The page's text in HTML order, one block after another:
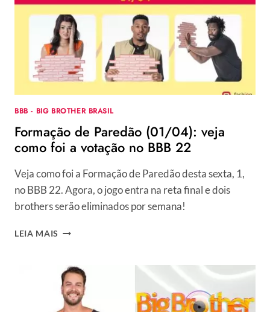
BBB - BIG BROTHER BRASIL
Formação de Paredão (01/04): veja
como foi a votação no BBB 22
Veja como foi a Formação de Paredão desta sexta, 1,
no BBB 22. Agora, o jogo entra na reta final e dois
brothers serão eliminados por semana!
LEIA MAIS FORMAÇÃO
(01/04):
VEJA
COMO
FOI